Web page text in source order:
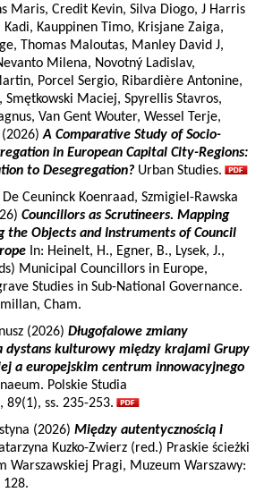
Maris, Credit Kevin, Silva Diogo, J Harris
Kadi, Kauppinen Timo, Krisjane Zaiga,
Thomas Maloutas, Manley David J,
Milena, Novotný Ladislav,
Porcel Sergio, Ribardière Antonine,
Maciej, Spyrellis Stavros,
Van Gent Wouter, Wessel Terje,
(2026)A Comparative Study of Socio-
in European Capital City-Regions:
to Desegregation? Urban Studies.
Ceuninck Koenraad, Szmigiel-Rawska
Councillors as Scrutineers. Mapping
the Objects and Instruments of Council
In: Heinelt, H., Egner, B., Lysek, J.,
Municipal Councillors in Europe,
Studies in Sub-National Governance.
Cham.
(2026) Długofalowe zmiany
dystans kulturowy między krajami Grupy
a europejskim centrum innowacyjnego
Polskie Studia
89(1), ss. 235-253.
(2026) Między autentycznością i
Kuzko-Zwierz (red.) Praskie ścieżki
Warszawskiej Pragi, Muzeum Warszawy:
128.